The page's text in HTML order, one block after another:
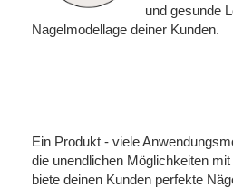
und gesunde
Nagelmodellage deiner Kunden.
Ein Produkt - viele
die unendlichen Möglichkeiten
biete deinen Kunden perfekte